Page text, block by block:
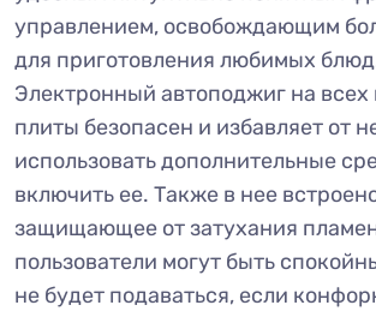
управлением, освобождающим
для приготовления любимых
Электронный автоподжиг на всех
плиты безопасен и избавляет от
использовать дополнительные
включить ее. Также в нее
защищающее от затухания
пользователи могут быть
не будет подаваться, если